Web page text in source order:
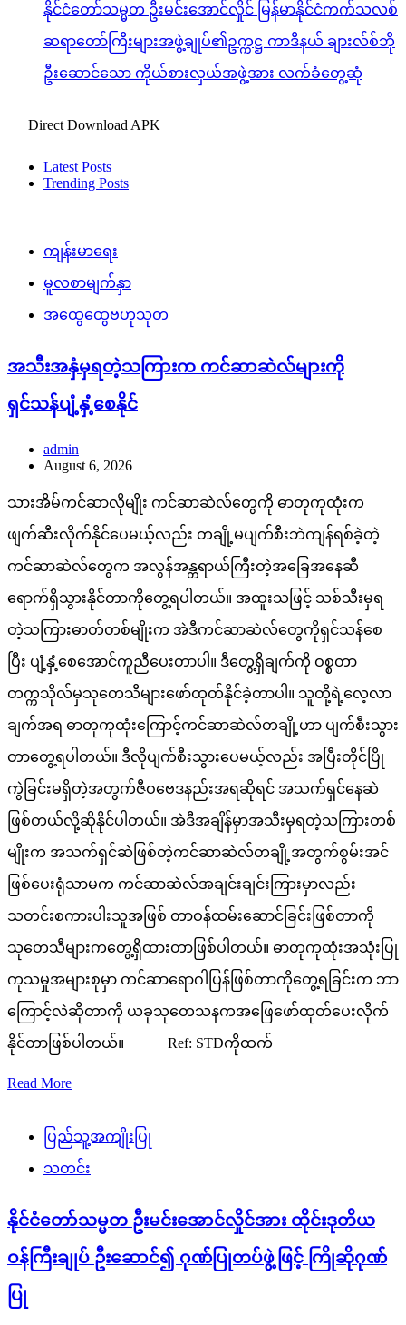
နိုင်ငံတော်သမ္မတ ဦးမင်းအောင်လှိုင် မြန်မာနိုင်ငံကက်သလစ်
ဆရာတော်ကြီးများအဖွဲ့ချုပ်၏ဥက္ကဋ္ဌ ကာဒီနယ် ချားလ်စ်ဘို
ဦးဆောင်သော ကိုယ်စားလှယ်အဖွဲ့အား လက်ခံတွေ့ဆုံ
Direct Download APK
Latest Posts
Trending Posts
ကျန်းမာရေး
မူလစာမျက်နှာ
အထွေထွေဗဟုသုတ
အသီးအနှံမှရတဲ့သကြားက ကင်ဆာဆဲလ်များကို
ရှင်သန်ပျံ့နှံ့စေနိုင်
admin
August 6, 2026
သားအိမ်ကင်ဆာလိုမျိုး ကင်ဆာဆဲလ်တွေကို ဓာတုကုထုံးက
ဖျက်ဆီးလိုက်နိုင်ပေမယ့်လည်း တချို့မပျက်စီးဘဲကျန်ရစ်ခဲ့တဲ့
ကင်ဆာဆဲလ်တွေက အလွန်အန္တရာယ်ကြီးတဲ့အခြေအနေဆီ
ရောက်ရှိသွားနိုင်တာကိုတွေ့ရပါတယ်။ အထူးသဖြင့် သစ်သီးမှရ
တဲ့သကြားဓာတ်တစ်မျိုးက အဲဒီကင်ဆာဆဲလ်တွေကိုရှင်သန်စေ
ပြီး ပျံ့နှံ့စေအောင်ကူညီပေးတာပါ။ ဒီတွေ့ရှိချက်ကို ဝစ္စတာ
တက္ကသိုလ်မှသုတေသီများဖော်ထုတ်နိုင်ခဲ့တာပါ။ သူတို့ရဲ့လေ့လာ
ချက်အရ ဓာတုကုထုံးကြောင့်ကင်ဆာဆဲလ်တချို့ဟာ ပျက်စီးသွား
တာတွေ့ရပါတယ်။ ဒီလိုပျက်စီးသွားပေမယ့်လည်း အပြီးတိုင်ပြို
ကွဲခြင်းမရှိတဲ့အတွက်ဇီဝဗေဒနည်းအရဆိုရင် အသက်ရှင်နေဆဲ
ဖြစ်တယ်လို့ဆိုနိုင်ပါတယ်။ အဲဒီအချိန်မှာအသီးမှရတဲ့သကြားတစ်
မျိုးက အသက်ရှင်ဆဲဖြစ်တဲ့ကင်ဆာဆဲလ်တချို့အတွက်စွမ်းအင်
ဖြစ်ပေးရုံသာမက ကင်ဆာဆဲလ်အချင်းချင်းကြားမှာလည်း
သတင်းစကားပါးသူအဖြစ် တာဝန်ထမ်းဆောင်ခြင်းဖြစ်တာကို
သုတေသီများကတွေ့ရှိထားတာဖြစ်ပါတယ်။ ဓာတုကုထုံးအသုံးပြု
ကုသမှုအများစုမှာ ကင်ဆာရောဂါပြန်ဖြစ်တာကိုတွေ့ရခြင်းက ဘာ
ကြောင့်လဲဆိုတာကို ယခုသုတေသနကအဖြေဖော်ထုတ်ပေးလိုက်
နိုင်တာဖြစ်ပါတယ်။ Ref: STDကိုထက်
Read More
ပြည်သူ့အကျိုးပြု
သတင်း
နိုင်ငံတော်သမ္မတ ဦးမင်းအောင်လှိုင်အား ထိုင်းဒုတိယ
ဝန်ကြီးချုပ် ဦးဆောင်၍ ဂုဏ်ပြုတပ်ဖွဲ့ဖြင့် ကြိုဆိုဂုဏ်
ပြု